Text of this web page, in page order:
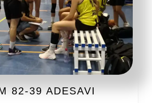
82-39 ADESAVI